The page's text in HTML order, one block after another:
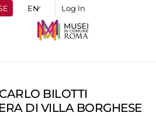
Log In
BILOTTI
DI VILLA BORGHESE